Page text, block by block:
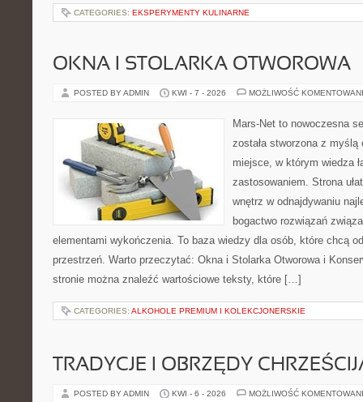
CATEGORIES: EKSPERYMENTY KULINARNE
OKNA I STOLARKA OTWOROWA
POSTED BY ADMIN KWI - 7 - 2026 MOŻLIWOŚĆ
Mars-Net to nowoczesna
została stworzona z
miejsce, w którym wiedza
zastosowaniem. Strona
wnętrz w odnajdywaniu
bogactwo rozwiązań
elementami wykończenia. To baza wiedzy dla osób, które chcą
przestrzeń. Warto przeczytać: Okna i Stolarka Otworowa i
stronie można znaleźć wartościowe teksty, które […]
CATEGORIES: ALKOHOLE PREMIUM I KOLEKCJONERSKIE
TRADYCJE I OBRZĘDY
POSTED BY ADMIN KWI - 6 - 2026 MOŻLIWOŚĆ